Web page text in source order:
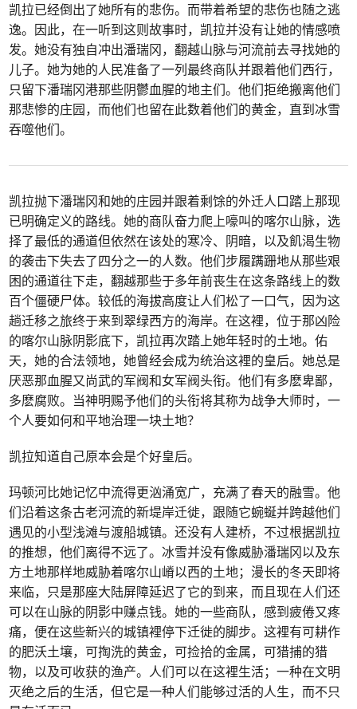
凯拉已经倒出了她所有的悲伤。而带着希望的悲伤也随之逃
逸。因此，在一听到这则故事时，凯拉并没有让她的情感喷
发。她没有独自冲出潘瑞冈，翻越山脉与河流前去寻找她的
儿子。她为她的人民准备了一列最终商队并跟着他们西行，
只留下潘瑞冈港那些阴鬱血腥的地主们。他们拒绝搬离他们
那悲惨的庄园，而他们也留在此数着他们的黄金，直到冰雪
吞噬他们。
凯拉抛下潘瑞冈和她的庄园并跟着剩馀的外迁人口踏上那现
已明确定义的路线。她的商队奋力爬上嚎叫的喀尔山脉，选
择了最低的通道但依然在该处的寒冷、阴暗，以及飢渴生物
的袭击下失去了四分之一的人数。他们步履蹒跚地从那些艰
困的通道往下走，翻越那些于多年前丧生在这条路线上的数
百个僵硬尸体。较低的海拔高度让人们松了一口气，因为这
趟迁移之旅终于来到翠绿西方的海岸。在这裡，位于那凶险
的喀尔山脉阴影底下，凯拉再次踏上她年轻时的土地。佑
天，她的合法领地，她曾经会成为统治这裡的皇后。她总是
厌恶那血腥又尚武的军阀和女军阀头衔。他们有多麽卑鄙，
多麽腐败。当神明赐予他们的头衔将其称为战争大师时，一
个人要如何和平地治理一块土地？
凯拉知道自己原本会是个好皇后。
玛顿河比她记忆中流得更汹涌宽广，充满了春天的融雪。他
们沿着这条古老河流的新堤岸迁徙，跟随它蜿蜒并跨越他们
遇见的小型浅滩与渡船城镇。还没有人建桥，不过根据凯拉
的推想，他们离得不远了。冰雪并没有像威胁潘瑞冈以及东
方土地那样地威胁着喀尔山嵴以西的土地；漫长的冬天即将
来临，只是那座大陆屏障延迟了它的到来，而且现在人们还
可以在山脉的阴影中赚点钱。她的一些商队，感到疲倦又疼
痛，便在这些新兴的城镇裡停下迁徙的脚步。这裡有可耕作
的肥沃土壤，可掏洗的黄金，可捡拾的金属，可猎捕的猎
物，以及可收获的渔产。人们可以在这裡生活；一种在文明
灭绝之后的生活，但它是一种人们能够过活的人生，而不只